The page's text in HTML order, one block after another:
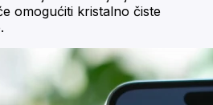
omogućiti kristalno čiste